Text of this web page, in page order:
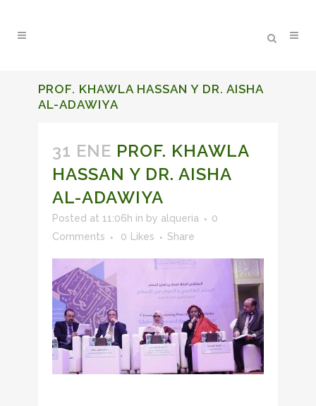
PROF. KHAWLA HASSAN Y DR. AISHA
AL-ADAWIYA
31 ENE PROF. KHAWLA
HASSAN Y DR. AISHA
AL-ADAWIYA
Posted at 11:06h in by alqueria
0
Comments
0 Likes Share